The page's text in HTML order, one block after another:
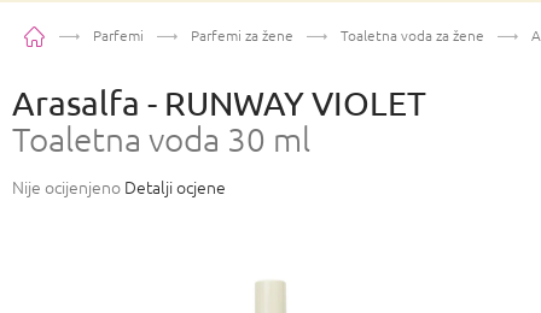
PočetnaParfemi Parfemi za žene Toaletna voda za žene
Arasalfa - RUNWAY VIOLET
Toaletna voda 30 ml
Prosječna
Nije ocijenjeno Detalji ocjene